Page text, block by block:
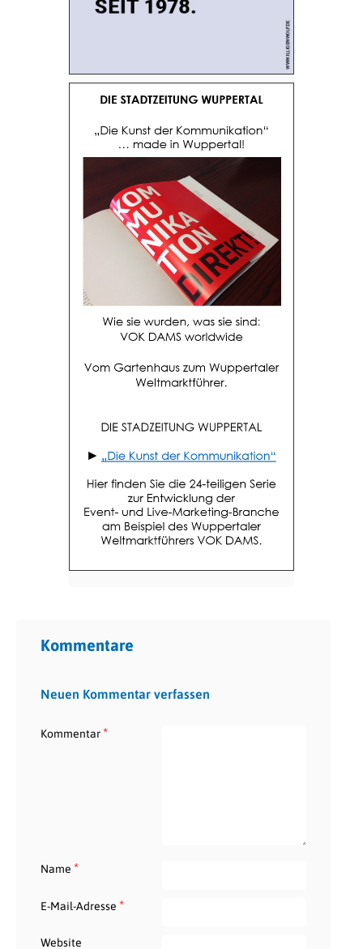
Kommentare
Neuen Kommentar verfassen
Kommentar*
Name *
E-Mail-Adresse *
Website